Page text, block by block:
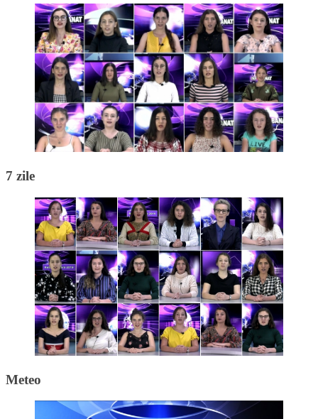
7 zile
Meteo